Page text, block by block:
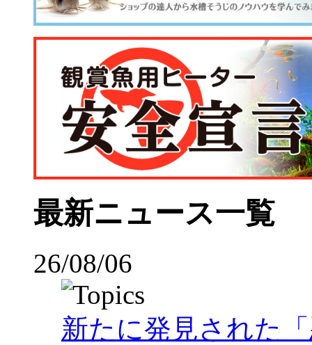
最新ニュース一覧
26/08/06
新たに発見された